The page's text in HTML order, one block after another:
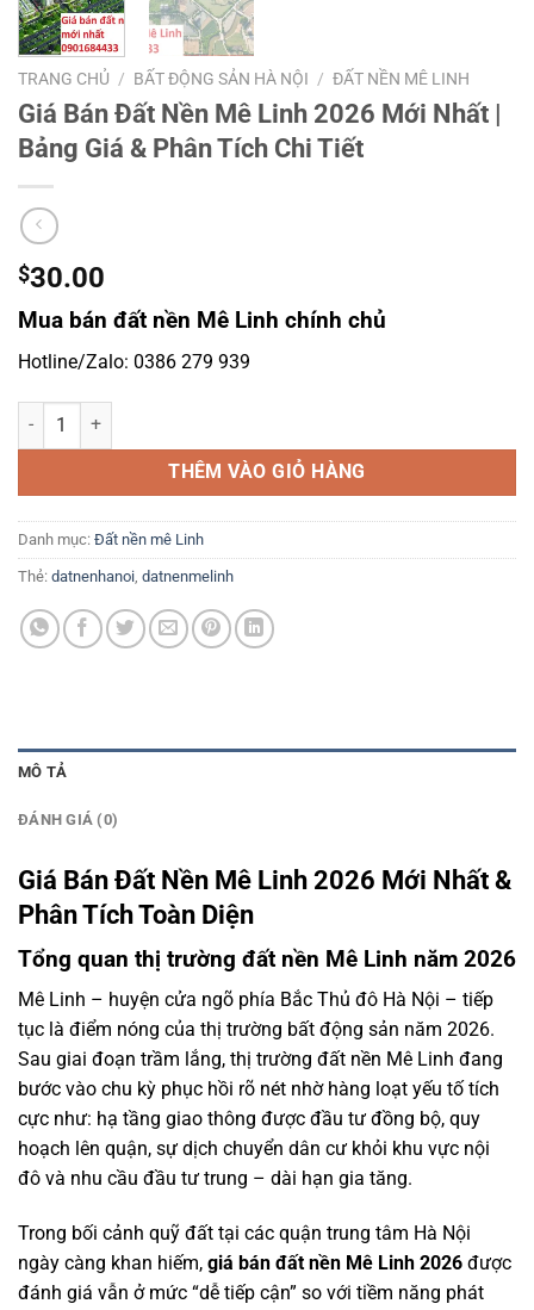
TRANG CHỦ / BẤT ĐỘNG SẢN HÀ NỘI / ĐẤT NỀN MÊ LINH
Giá Bán Đất Nền Mê Linh 2026 Mới Nhất |
Bảng Giá & Phân Tích Chi Tiết
$30.00
Mua bán đất nền Mê Linh chính chủ
Hotline/Zalo: 0386 279 939
Giá Bán Đất Nền Mê Linh 2026 Mới Nhất | Bảng Giá & Phân Tích Chi
THÊM VÀO GIỎ HÀNG
Danh mục: Đất nền mê Linh
Thẻ: datnenhanoi datnenmelinh
MÔ TẢ
ĐÁNH GIÁ (0)
Giá Bán Đất Nền Mê Linh 2026 Mới Nhất &
Phân Tích Toàn Diện
Tổng quan thị trường đất nền Mê Linh năm 2026
Mê Linh – huyện cửa ngõ phía Bắc Thủ đô Hà Nội – tiếp
tục là điểm nóng của thị trường bất động sản năm 2026.
Sau giai đoạn trầm lắng, thị trường đất nền Mê Linh đang
bước vào chu kỳ phục hồi rõ nét nhờ hàng loạt yếu tố tích
cực như: hạ tầng giao thông được đầu tư đồng bộ, quy
hoạch lên quận, sự dịch chuyển dân cư khỏi khu vực nội
đô và nhu cầu đầu tư trung – dài hạn gia tăng.
Trong bối cảnh quỹ đất tại các quận trung tâm Hà Nội
ngày càng khan hiếm, giá bán đất nền Mê Linh 2026 được
đánh giá vẫn ở mức “dễ tiếp cận” so với tiềm năng phát